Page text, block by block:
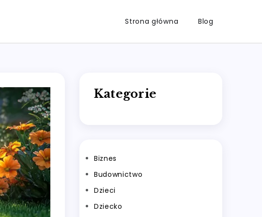
Strona główna Blog
Kategorie
Biznes
Budownictwo
Dzieci
Dziecko